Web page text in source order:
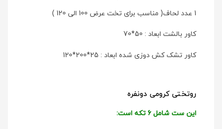
1 عدد لحاف( مناسب برای تخت عرض 100 الی 120 )
کاور بالشت ابعاد : 50*70
کاور تشک کش دوزی شده ابعاد : 25*200*120
روتختی کرومی دو‌نفره
این ست شامل 6 تکه است: